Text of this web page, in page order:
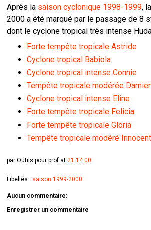
Après la saison cyclonique 1998-1999,
2000 a été marqué par le passage de 8
dont le cyclone tropical très intense
Forte tempête tropicale Astride
Cyclone tropical Babiola
Cyclone tropical intense Connie
Tempête tropicale modérée
Cyclone tropical intense Eline
Forte tempête tropicale Felicia
Forte tempête tropicale Gloria
Tempête tropicale modéré
parOutils pour prof at21:14:00
Libellés : saison 1999-2000
Aucun commentaire:
Enregistrer un commentaire